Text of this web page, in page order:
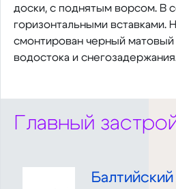
доски, с поднятым ворсом. В
горизонтальными вставками.
смонтирован черный матовый
водостока и
Главный